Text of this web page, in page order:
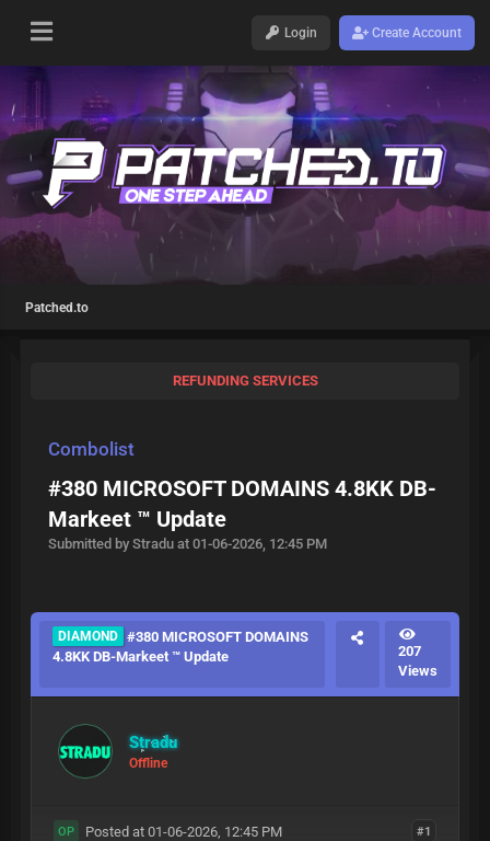
Login Create Account
Patched.to
REFUNDING SERVICES
Combolist
#380 MICROSOFT DOMAINS 4.8KK DB-
Markeet ™ Update
Submitted by Stradu at 01-06-2026, 12:45 PM
DIAMOND #380 MICROSOFT DOMAINS
4.8KK DB-Markeet ™ Update
207
Views
Stradu
Offline
#1
OP Posted at 01-06-2026, 12:45 PM